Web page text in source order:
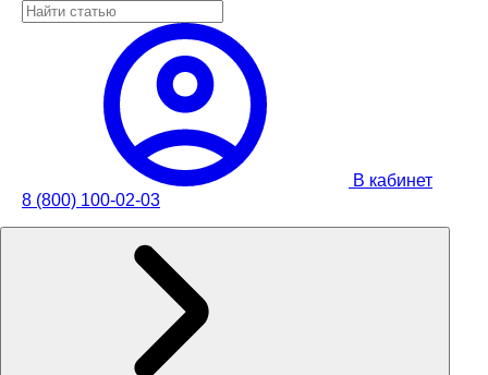
В кабинет
8 (800) 100-02-03